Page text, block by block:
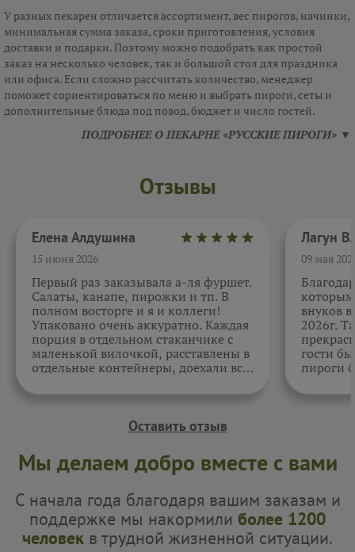
У разных пекарен отличается ассортимент, вес пирогов, начинки,
минимальная сумма заказа, сроки приготовления, условия
доставки и подарки. Поэтому можно подобрать как простой
заказ на несколько человек, так и большой стол для праздника
или офиса. Если сложно рассчитать количество, менеджер
поможет сориентироваться по меню и выбрать пироги, сеты и
дополнительные блюда под повод, бюджет и число гостей.
ПОДРОБНЕЕ О ПЕКАРНЕ «РУССКИЕ ПИРОГИ» ▼
Отзывы
Елена Алдушина
15 июня 2026
Первый раз заказывала а-ля фуршет.
Салаты, канапе, пирожки и тп. В
полном восторге и я и коллеги!
Упаковано очень аккуратно. Каждая
порция в отдельном стаканчике с
маленькой вилочкой, расставлены в
отдельные контейнеры, доехали все
спасибо за внимательность к датам.
09 мая
внуков
2026г.
гости
пироги
Оставить отзыв
Мы делаем добро вместе с вами
С начала года благодаря вашим заказам и
поддержке мы накормили более 1200
человек в трудной жизненной ситуации.